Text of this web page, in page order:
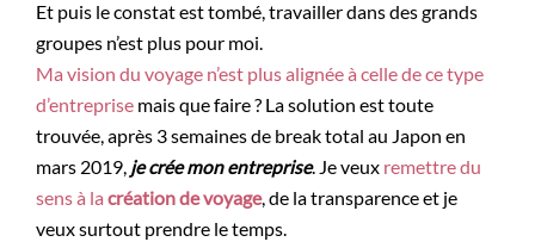
Et puis le constat est tombé, travailler dans des grands
groupes n’est plus pour moi.
Ma vision du voyage n’est plus alignée à celle de ce type
d’entreprise mais que faire ? La solution est toute
trouvée, après 3 semaines de break total au Japon en
mars 2019, je crée mon entreprise. Je veux remettre du
sens à la création de voyage, de la transparence et je
veux surtout prendre le temps.